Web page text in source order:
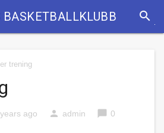
BASKETBALLKLUBB search
trening
ago person admin chat_bubble 0